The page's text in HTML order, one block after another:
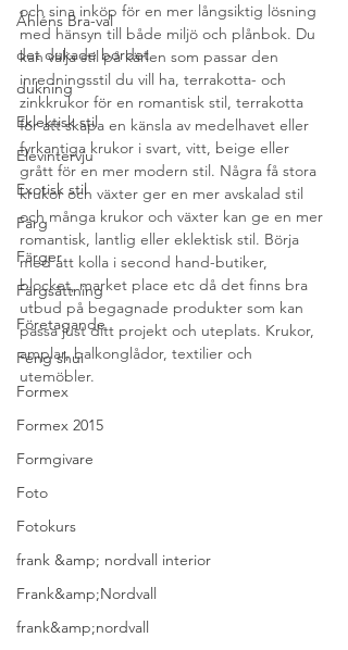
Åhléns Bra-val
det dukade bordet
dukning
Eklektisk stil
Elevintervju
Exotisk stil
Färg
Färger
Färgsättning
Företagande
Feng shui
Formex
Formex 2015
Formgivare
Foto
Fotokurs
frank &amp; nordvall interior
Frank&amp;Nordvall
frank&amp;nordvall
och sina inköp för en mer långsiktig lösning
med hänsyn till både miljö och plånbok. Du
kan välja stil på kärlen som passar den
inredningsstil du vill ha, terrakotta- och
zinkkrukor för en romantisk stil, terrakotta
för att skapa en känsla av medelhavet eller
fyrkantiga krukor i svart, vitt, beige eller
grått för en mer modern stil. Några få stora
krukor och växter ger en mer avskalad stil
och många krukor och växter kan ge en mer
romantisk, lantlig eller eklektisk stil. Börja
med att kolla i second hand-butiker,
blocket, market place etc då det finns bra
utbud på begagnade produkter som kan
passa just ditt projekt och uteplats. Krukor,
amplar, balkonglådor, textilier och
utemöbler.